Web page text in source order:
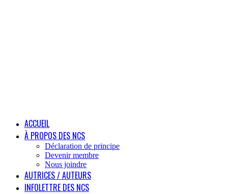
ACCUEIL
À PROPOS DES NCS
Déclaration de principe
Devenir membre
Nous joindre
AUTRICES / AUTEURS
INFOLETTRE DES NCS